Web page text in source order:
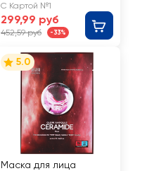
С Картой №1
299,99 руб
452,59 руб -33%
5.0
Маска для лица